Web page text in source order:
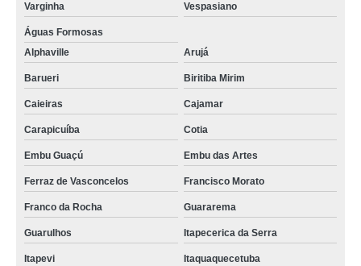
Varginha Vespasiano
Águas Formosas
Alphaville
Arujá
Barueri Biritiba Mirim
Caieiras Cajamar
Carapicuíba Cotia
Embu Guaçú Embu das Artes
Ferraz de Vasconcelos Francisco Morato
Franco da Rocha Guararema
Guarulhos Itapecerica da Serra
Itapevi Itaquaquecetuba